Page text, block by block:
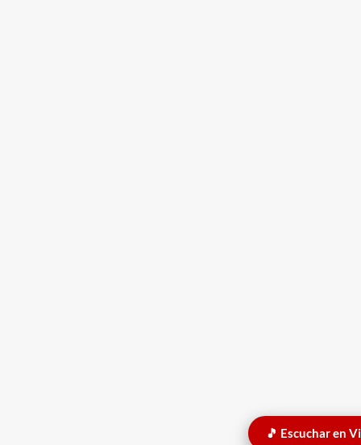
🎵 Escuchar en